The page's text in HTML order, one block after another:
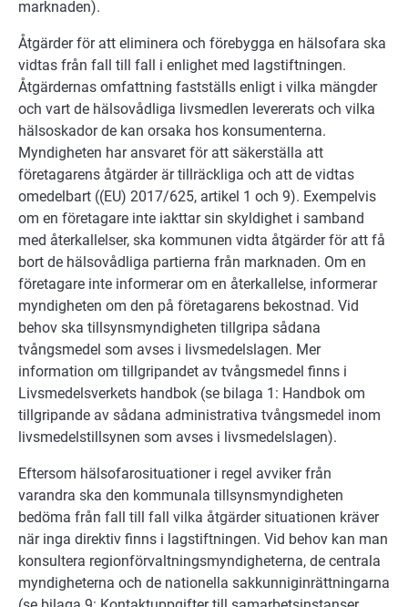
marknaden).
Åtgärder för att eliminera och förebygga en hälsofara ska
vidtas från fall till fall i enlighet med lagstiftningen.
Åtgärdernas omfattning fastställs enligt i vilka mängder
och vart de hälsovådliga livsmedlen levererats och vilka
hälsoskador de kan orsaka hos konsumenterna.
Myndigheten har ansvaret för att säkerställa att
företagarens åtgärder är tillräckliga och att de vidtas
omedelbart ((EU) 2017/625, artikel 1 och 9). Exempelvis
om en företagare inte iakttar sin skyldighet i samband
med återkallelser, ska kommunen vidta åtgärder för att få
bort de hälsovådliga partierna från marknaden. Om en
företagare inte informerar om en återkallelse, informerar
myndigheten om den på företagarens bekostnad. Vid
behov ska tillsynsmyndigheten tillgripa sådana
tvångsmedel som avses i livsmedelslagen. Mer
information om tillgripandet av tvångsmedel finns i
Livsmedelsverkets handbok (se bilaga 1: Handbok om
tillgripande av sådana administrativa tvångsmedel inom
livsmedelstillsynen som avses i livsmedelslagen).
Eftersom hälsofarosituationer i regel avviker från
varandra ska den kommunala tillsynsmyndigheten
bedöma från fall till fall vilka åtgärder situationen kräver
när inga direktiv finns i lagstiftningen. Vid behov kan man
konsultera regionförvaltningsmyndigheterna, de centrala
myndigheterna och de nationella sakkunniginrättningarna